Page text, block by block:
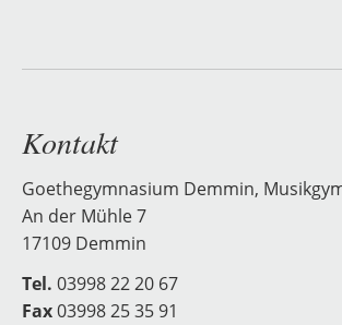
Kontakt
Goethegymnasium Demmin,
An der Mühle 7
17109 Demmin
Tel. 03998 22 20 67
Fax03998 25 35 91